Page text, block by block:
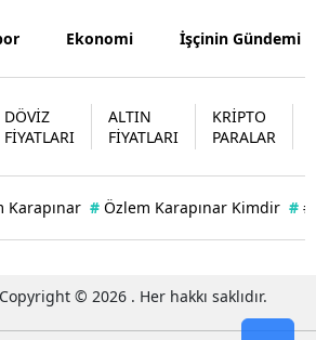
Ekonomi İşçinin Gündemi
DÖVİZ
FİYATLARI
ALTIN
FİYATLARI
KRİPTO
PARALAR
Karapınar # Özlem Karapınar Kimdir #
Copyright © 2026 . Her hakkı saklıdır.